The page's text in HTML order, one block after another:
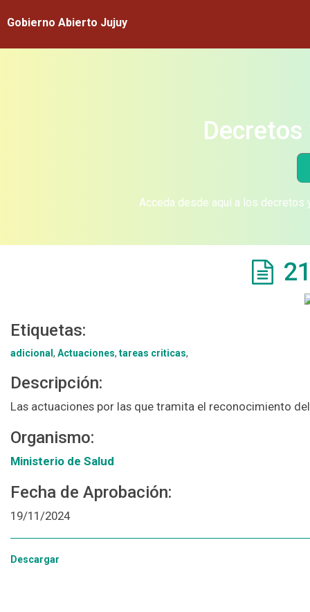
Gobierno Abierto Jujuy
Acceda desde aquí a los
Etiquetas:
adicional , Actuaciones, tareas criticas,
Descripción:
Las actuaciones por las que tramita el reconocimiento
Organismo:
Ministerio de Salud
Fecha de Aprobación:
19/11/2024
Descargar